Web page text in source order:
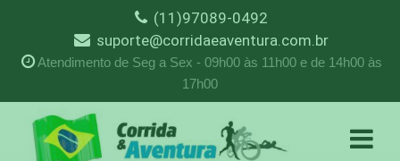
(11)97089-0492
suporte@corridaeaventura.com.br
Atendimento de Seg a Sex - 09h00 às 11h00 e de 14h00 às
17h00